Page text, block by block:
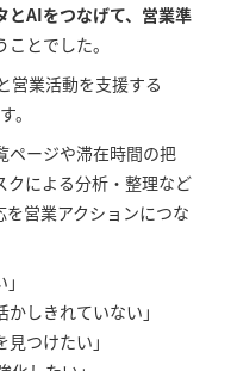
とAIをつなげて、営業準
ことでした。
営業活動を支援する
。
ページや滞在時間の把
クによる分析・整理など
営業アクションにつな
しきれていない」
つけたい」